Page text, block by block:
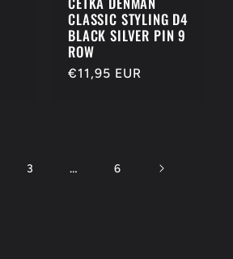
CLASSIC STYLING D4
BLACK SILVER PIN 9
ROW
Redovna
€11,95 EUR
3 … 6